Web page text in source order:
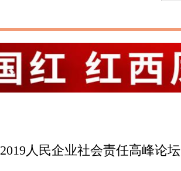
2019人民企业社会责任高峰论坛